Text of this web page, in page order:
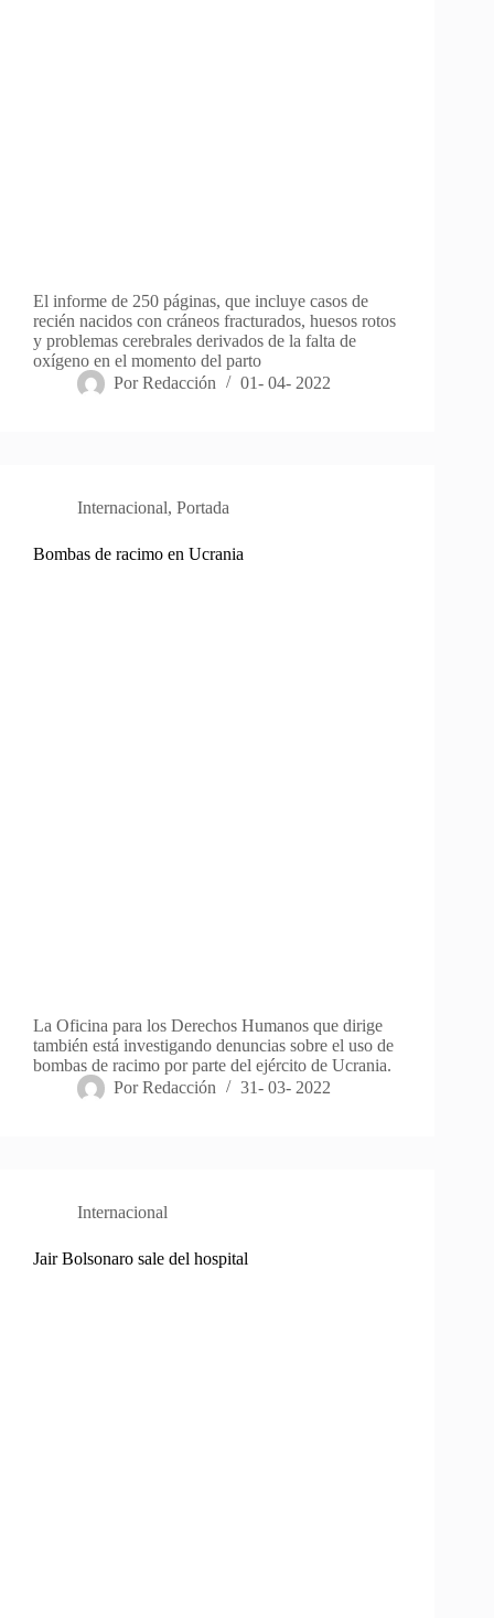
El informe de 250 páginas, que incluye casos de
recién nacidos con cráneos fracturados, huesos rotos
y problemas cerebrales derivados de la falta de
oxígeno en el momento del parto
Por Redacción 01- 04- 2022
Internacional, Portada
Bombas de racimo en Ucrania
La Oficina para los Derechos Humanos que dirige
también está investigando denuncias sobre el uso de
bombas de racimo por parte del ejército de Ucrania.
Por Redacción 31- 03- 2022
Internacional
Jair Bolsonaro sale del hospital